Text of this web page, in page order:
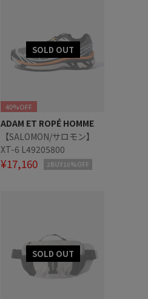
40%OFF
ADAM ET ROPÉ HOMME
【SALOMON/サロモン】
XT-6 L49205800
¥17,160 2BUY10%OFF